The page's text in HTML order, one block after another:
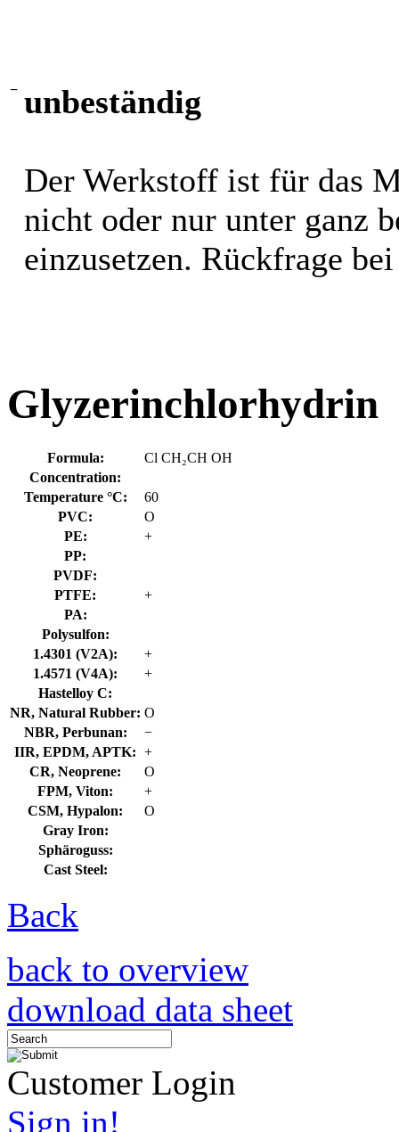
− unbeständig
Der Werkstoff ist für das
nicht oder nur unter ganz
einzusetzen. Rückfrage
Glyzerinchlorhydrin
Formula:
Cl CH₂CH OH
Concentration:
Temperature °C:
60
PVC:
O
PE:
+
PP:
PVDF:
PTFE:
+
PA:
Polysulfon:
1.4301 (V2A):
+
1.4571 (V4A):
+
Hastelloy C:
NR, Natural Rubber: O
NBR, Perbunan:
−
IIR, EPDM, APTK: +
CR, Neoprene:
O
FPM, Viton:
+
CSM, Hypalon:
O
Gray Iron:
Sphäroguss:
Cast Steel:
Back
back to overview
download data sheet
Customer Login
Sign in!